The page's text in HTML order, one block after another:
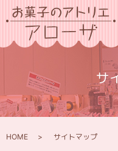
サ
HOME サイトマップ